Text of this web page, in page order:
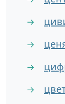
→
→
→
→